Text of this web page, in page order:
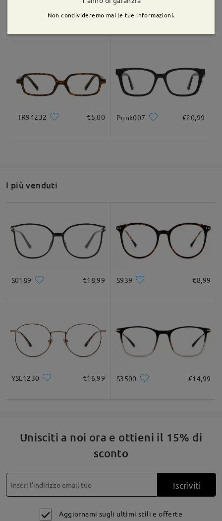
recensioni
Scrivi una recensione
TR94232 €5,00 Punk007 €20,99
I più venduti
S0189 €18,99 S939 €8,99
YSL1230 €16,99 S3500 €14,99
Unisciti a noi ora e ottieni il 15% di
sconto
Iscriviti
Aggiornami sugli ultimi stili e offerte
Non condivideremo mai le tue informazioni.